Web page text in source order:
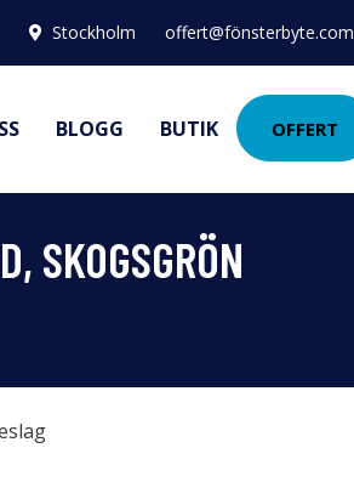
Stockholm offert@fönsterbyte.com
BLOGG BUTIK OFFERT
SKOGSGRÖN